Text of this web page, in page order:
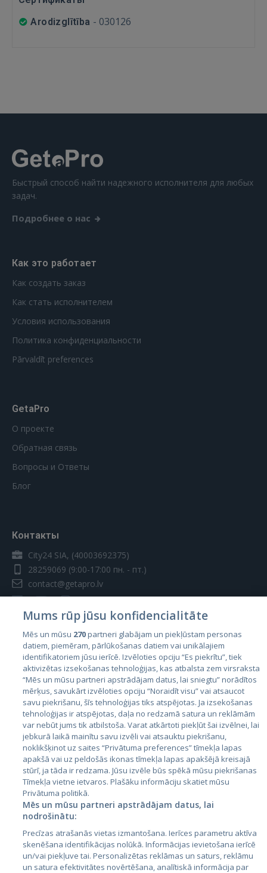
Arodizglītība - 030126
Быстрый способ найти надежного исполнителя для любых
задач.
Подробнее о нас
Как это работает
Как создать заказ
Как стать исполнителем
Условия использования
Политика конфиденциальности
Pārvaldīt preferences
GetaPro
О проекте
Обратная связь
Вопросы и Ответы
Блог
Контакты
City24 SIA, (40003692375)
28259069 (9:00-17:00 пн. - пт.)
contact@getapro.lv
Страны
Эстония
Латвия
Литва
City24.lv
City24.ee
GetaPro.lv
GetaPro.ee
Kainos.lt
Paslaugos.lt
auto24.ee
Mums rūp jūsu konfidencialitāte
Mēs un mūsu 270partneri glabājam un piekļūstam personas
datiem, piemēram, pārlūkošanas datiem vai unikālajiem
identifikatoriem jūsu ierīcē. Izvēloties opciju “Es piekrītu”, tiek
aktivizētas izsekošanas tehnoloģijas, kas atbalsta zem virsraksta
“Mēs un mūsu partneri apstrādājam datus, lai sniegtu” norādītos
mērķus, savukārt izvēloties opciju “Noraidīt visu” vai atsaucot
savu piekrišanu, šīs tehnoloģijas tiks atspējotas. Ja izsekošanas
tehnoloģijas ir atspējotas, daļa no redzamā satura un reklāmām
var nebūt jums tik atbilstoša. Varat atkārtoti piekļūt šai izvēlnei, lai
jebkurā laikā mainītu savu izvēli vai atsauktu piekrišanu,
noklikšķinot uz saites “Privātuma preferences” tīmekļa lapas
apakšā vai uz peldošās ikonas tīmekļa lapas apakšējā kreisajā
stūrī, ja tāda ir redzama. Jūsu izvēle būs spēkā mūsu piekrišanas
Tīmekļa vietne ietvaros. Plašāku informāciju skatiet mūsu
Privātuma politikā.
Mēs un mūsu partneri apstrādājam datus, lai
nodrošinātu:
Precīzas atrašanās vietas izmantošana. Ierīces parametru aktīva
skenēšana identifikācijas nolūkā. Informācijas ievietošana ierīcē
un/vai piekļuve tai. Personalizētas reklāmas un saturs, reklāmu
un satura efektivitātes novērtēšana, analītiskā informācija par